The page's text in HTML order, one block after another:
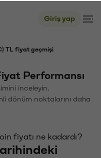
Giriş yap
TL fiyat geçmişi
Performansı
inceleyin.
dönüm noktalarını daha
fiyatı ne kadardı?